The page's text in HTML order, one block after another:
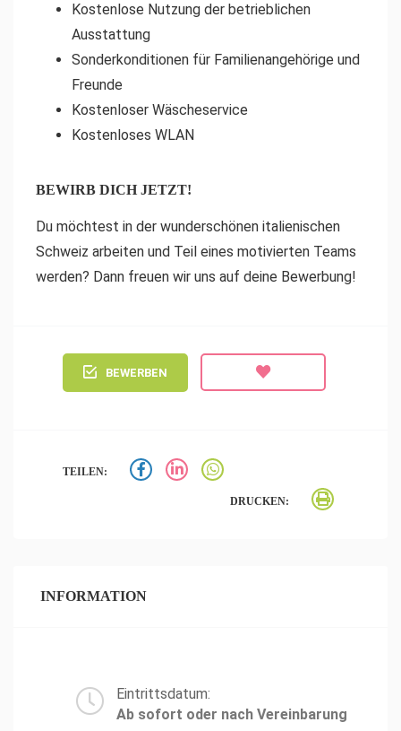
Kostenlose Nutzung der betrieblichen
Ausstattung
Sonderkonditionen für Familienangehörige und
Freunde
Kostenloser Wäscheservice
Kostenloses WLAN
BEWIRB DICH JETZT!
Du möchtest in der wunderschönen italienischen
Schweiz arbeiten und Teil eines motivierten Teams
werden? Dann freuen wir uns auf deine Bewerbung!
BEWERBEN
TEILEN:
DRUCKEN:
INFORMATION
Eintrittsdatum:
Ab sofort oder nach Vereinbarung